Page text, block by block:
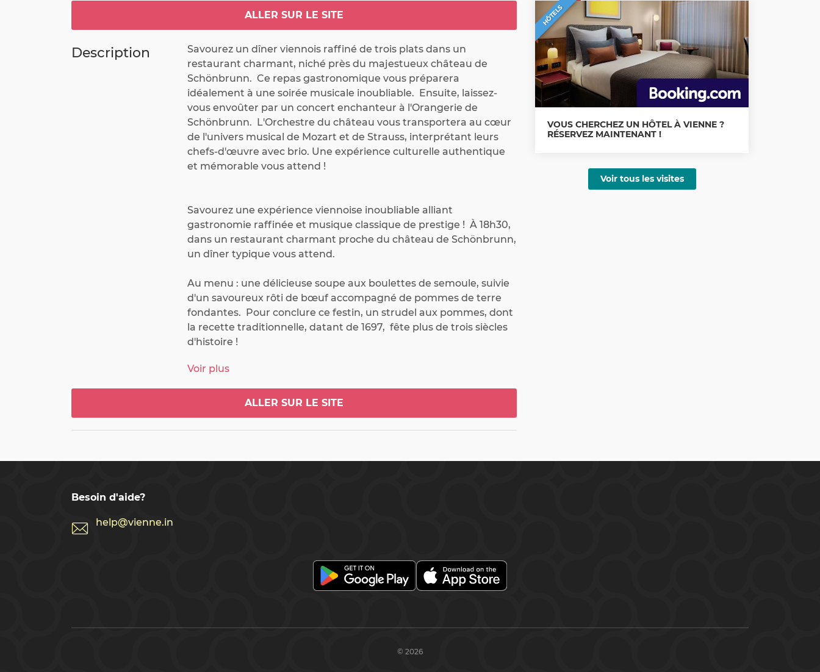
ALLER SUR LE SITE
Description
Savourez un dîner viennois raffiné de trois plats dans un
restaurant charmant, niché près du majestueux château de
Schönbrunn.  Ce repas gastronomique vous préparera
idéalement à une soirée musicale inoubliable.  Ensuite, laissez-
vous envoûter par un concert enchanteur à l'Orangerie de
Schönbrunn.  L'Orchestre du château vous transportera au cœur
de l'univers musical de Mozart et de Strauss, interprétant leurs
chefs-d'œuvre avec brio. Une expérience culturelle authentique
et mémorable vous attend !
Savourez une expérience viennoise inoubliable alliant
gastronomie raffinée et musique classique de prestige !  À 18h30,
dans un restaurant charmant proche du château de Schönbrunn,
un dîner typique vous attend.
Au menu : une délicieuse soupe aux boulettes de semoule, suivie
d'un savoureux rôti de bœuf accompagné de pommes de terre
fondantes.  Pour conclure ce festin, un strudel aux pommes, dont
la recette traditionnelle, datant de 1697,  fête plus de trois siècles
d'histoire !
Un menu végétarien est proposé sur simple demande préalable –
n'hésitez pas à nous contacter.
Puis, vers 20h00, direction l'Orangerie de Schönbrunn.  Installez-
vous confortablement et laissez-vous envoûter par les chefs-
château de Schönbrunn, accompagné de solistes d'opéra
Voir plus
ALLER SUR LE SITE
HÔTELS
VOUS CHERCHEZ UN HÔTEL À VIENNE ?
RÉSERVEZ MAINTENANT !
Voir tous les visites
Besoin d'aide?
help@vienne.in
© 2026